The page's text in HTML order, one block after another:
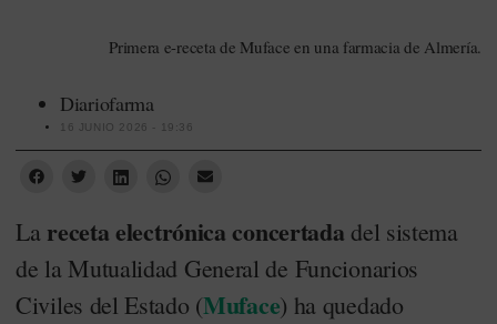
Primera e-receta de Muface en una farmacia de Almería.
Diariofarma
16 JUNIO 2026 - 19:36
La receta electrónica concertada del sistema
de la Mutualidad General de Funcionarios
Civiles del Estado (Muface) ha quedado